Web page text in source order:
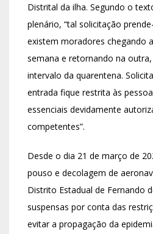
Distrital da ilha. Segundo o
plenário, “tal solicitação
existem moradores chegando
semana e retornando na
intervalo da quarentena.
entrada fique restrita às
essenciais devidamente
competentes”.
Desde o dia 21 de março de
pouso e decolagem de
Distrito Estadual de Fernando
suspensas por conta das
evitar a propagação da